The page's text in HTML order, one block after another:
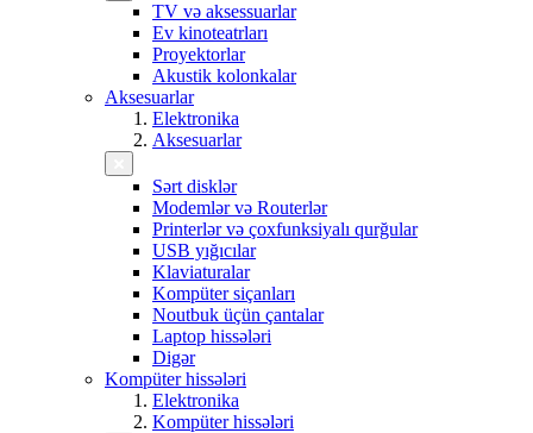
TV və aksessuarlar
Ev kinoteatrları
Proyektorlar
Akustik kolonkalar
Aksesuarlar
Elektronika
Aksesuarlar
Sərt disklər
Modemlər və Routerlər
Printerlər və çoxfunksiyalı qurğular
USB yığıcılar
Klaviaturalar
Kompüter siçanları
Noutbuk üçün çantalar
Laptop hissələri
Digər
Kompüter hissələri
Elektronika
Kompüter hissələri